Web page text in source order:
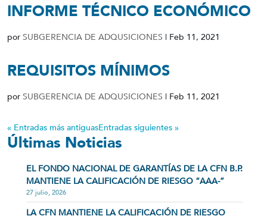
INFORME TÉCNICO ECONÓMICO
por SUBGERENCIA DE ADQUSICIONES | Feb 11, 2021
REQUISITOS MÍNIMOS
por SUBGERENCIA DE ADQUSICIONES | Feb 11, 2021
« Entradas más antiguasEntradas siguientes »
Últimas Noticias
EL FONDO NACIONAL DE GARANTÍAS DE LA CFN B.P.
MANTIENE LA CALIFICACIÓN DE RIESGO “AAA-”
27 julio, 2026
LA CFN MANTIENE LA CALIFICACIÓN DE RIESGO